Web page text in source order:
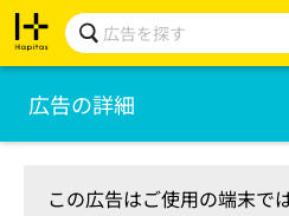
広告の詳細
この広告はご使用の端末で